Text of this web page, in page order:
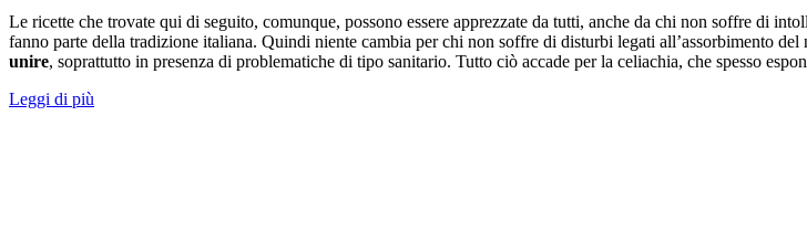
Le ricette che trovate qui di seguito, comunque, possono essere apprezzate da tutti, anche da chi non soffre di
fanno parte della tradizione italiana. Quindi niente cambia per chi non soffre di disturbi legati all’assorbimento
unire, soprattutto in presenza di problematiche di tipo sanitario. Tutto ciò accade per la celiachia, che spesso
Leggi di più